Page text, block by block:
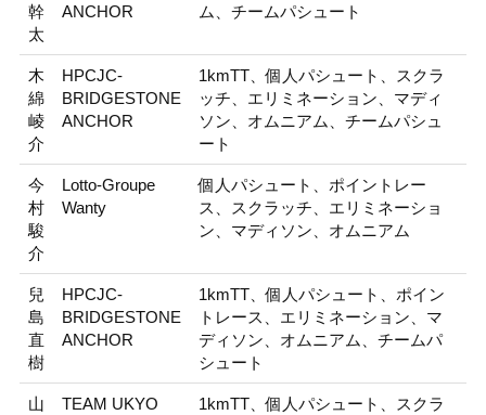
幹
太
ANCHOR
ム、チームパシュート
木
綿
崚
介
HPCJC-
BRIDGESTONE
ANCHOR
1kmTT、個人パシュート、スクラ
ッチ、エリミネーション、マディ
ソン、オムニアム、チームパシュ
ート
今
村
駿
介
Lotto-Groupe
Wanty
個人パシュート、ポイントレー
ス、スクラッチ、エリミネーショ
ン、マディソン、オムニアム
兒
島
直
樹
HPCJC-
BRIDGESTONE
ANCHOR
1kmTT、個人パシュート、ポイン
トレース、エリミネーション、マ
ディソン、オムニアム、チームパ
シュート
山
TEAM UKYO
1kmTT、個人パシュート、スクラ